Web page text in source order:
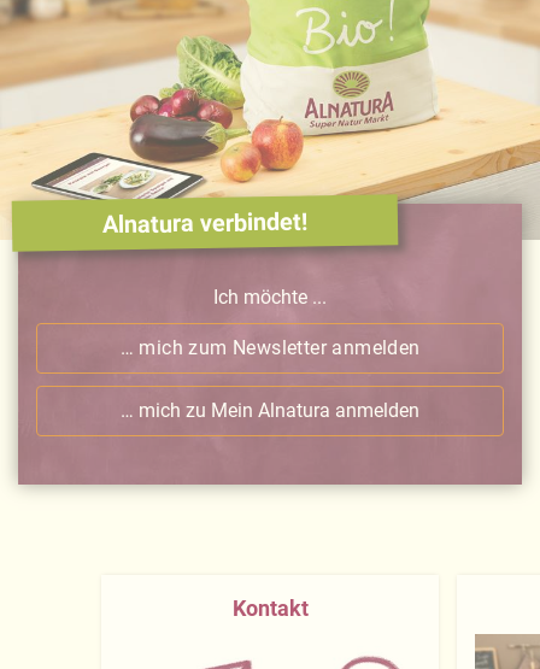
Alnatura verbindet!
Ich möchte ...
… mich zum Newsletter anmelden
… mich zu Mein Alnatura anmelden
Kontakt